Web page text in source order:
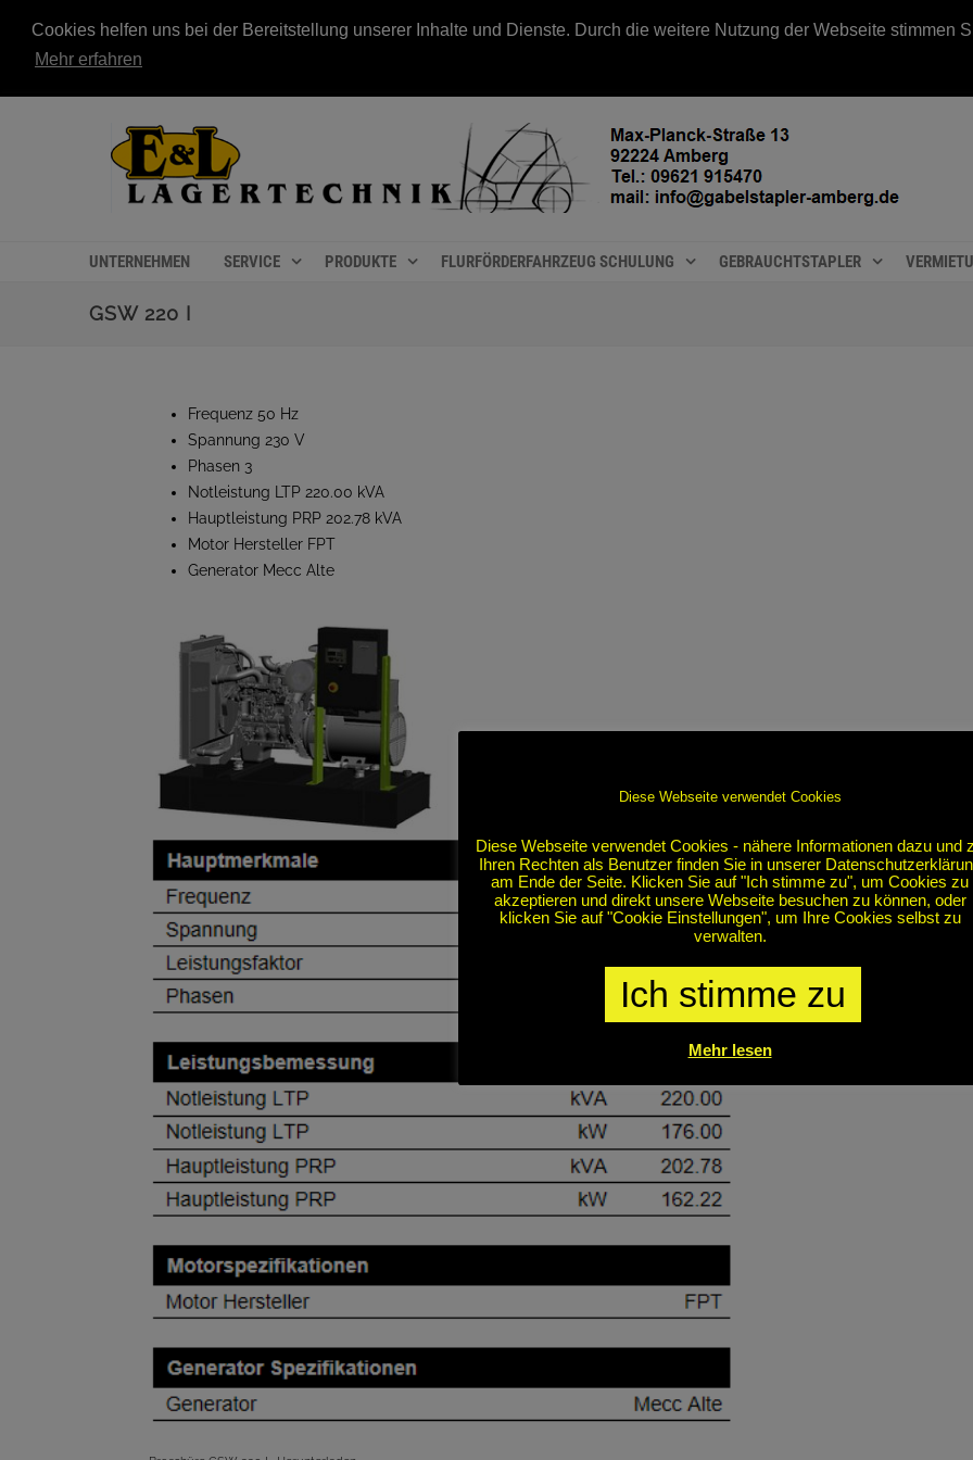
Cookies helfen uns bei der Bereitstellung unserer Inhalte und Dienste. Durch die weitere Nutzung der Webseite stimmen
Mehr erfahren
UNTERNEHMEN SERVICE PRODUKTE FLURFÖRDERFAHRZEUG SCHULUNG GEBRAUCHTSTAPLER
GSW 220 I
Frequenz 50 Hz
Spannung 230 V
Phasen 3
Notleistung LTP 220.00 kVA
Hauptleistung PRP 202.78 kVA
Motor Hersteller FPT
Generator Mecc Alte
Diese Webseite verwendet Cookies
Diese Webseite verwendet Cookies - nähere Informationen dazu und
Ihren Rechten als Benutzer finden Sie in unserer
am Ende der Seite. Klicken Sie auf "Ich stimme zu", um Cookies zu
akzeptieren und direkt unsere Webseite besuchen zu können, oder
klicken Sie auf "Cookie Einstellungen", um Ihre Cookies selbst zu
verwalten.
Ich stimme zu
Mehr lesen